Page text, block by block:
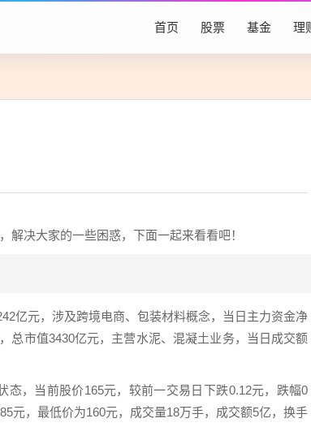
首页 股票 基金 理
解决大家的一些困惑，下面一起来看看吧！
亿元，涉及跨境电商、包装材料概念，当日主力资金净
总市值3430亿元，主营水泥、混凝土业务，当日成交额
，当前股价165元，较前一交易日下跌0.12元，跌幅0
元，最低价为160元，成交量18万手，成交额5亿，换手